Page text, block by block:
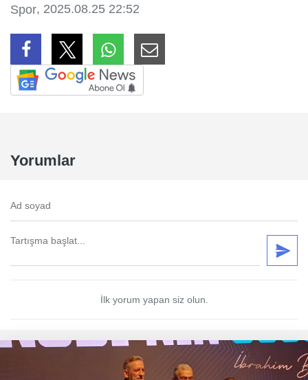
Spor, 2025.08.25 22:52
Yorumlar
İlk yorum yapan siz olun.